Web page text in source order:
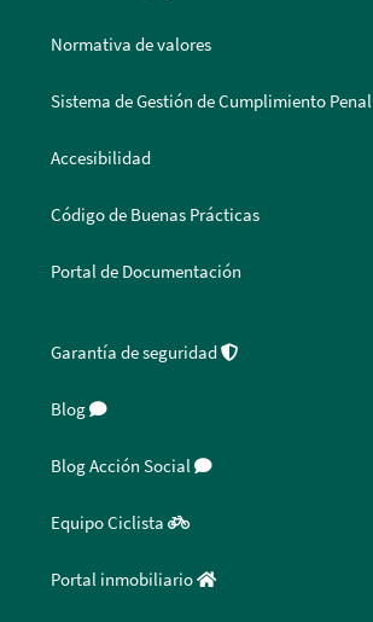
Normativa de valores
Sistema de Gestión de Cumplimiento Penal
Accesibilidad
Código de Buenas Prácticas
Portal de Documentación
Garantía de seguridad
Blog
Blog Acción Social
Equipo Ciclista
Portal inmobiliario